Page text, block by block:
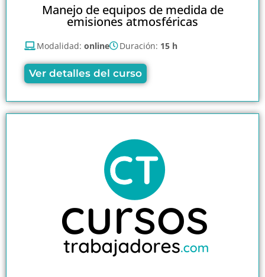
Manejo de equipos de medida de
emisiones atmosféricas
Modalidad: online Duración: 15 h
Ver detalles del curso